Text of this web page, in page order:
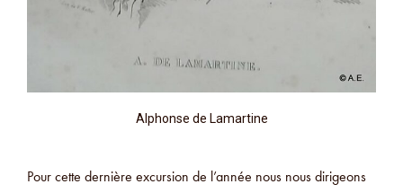
Alphonse de Lamartine
Pour cette dernière excursion de l’année nous nous dirigeons